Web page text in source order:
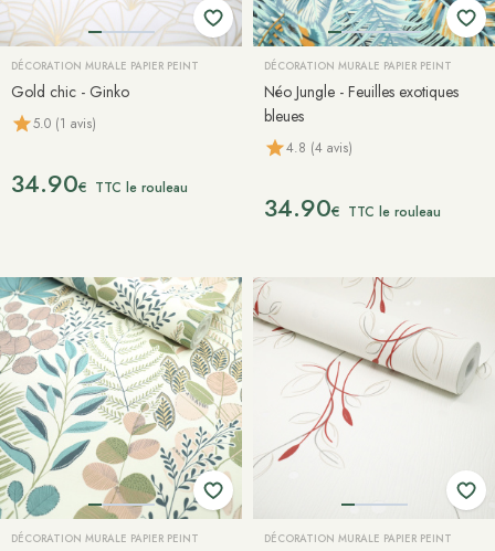
DÉCORATION MURALE PAPIER PEINT
Gold chic - Ginko
5.0 (1 avis)
34.90€ TTC le rouleau
DÉCORATION MURALE PAPIER PEINT
Néo Jungle - Feuilles exotiques
bleues
4.8 (4 avis)
34.90€ TTC le rouleau
DÉCORATION MURALE PAPIER PEINT DÉCORATION MURALE PAPIER PEINT